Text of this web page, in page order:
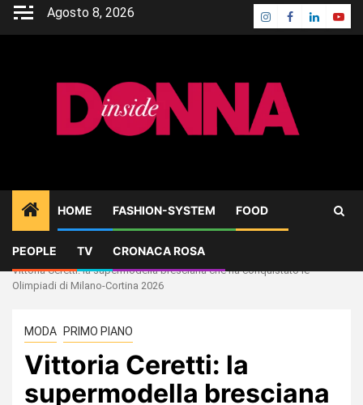
Skip
Agosto 8, 2026 Instagram
Facebook
Linkedin
HOME FASHION-SYSTEM FOOD
PEOPLE TV CRONACA ROSA
Home
PRIMO PIANO
Vittoria Ceretti: la supermodella bresciana che ha conquistato le
Olimpiadi di Milano-Cortina 2026
MODA PRIMO PIANO
Vittoria Ceretti: la
supermodella bresciana